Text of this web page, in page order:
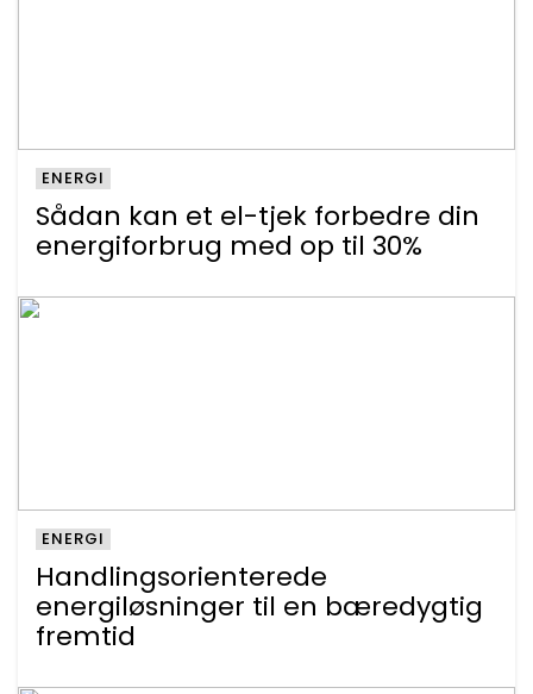
Sådan kan et el-tjek forbedre din
energiforbrug med op til 30%
ENERGI
Handlingsorienterede
energiløsninger til en bæredygtig
fremtid
ENERGI